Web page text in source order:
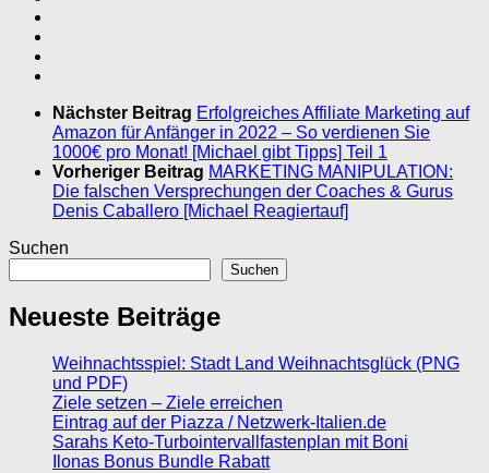
Nächster Beitrag Erfolgreiches Affiliate Marketing auf
Amazon für Anfänger in 2022 – So verdienen Sie
1000€ pro Monat! [Michael gibt Tipps] Teil 1
Vorheriger Beitrag MARKETING MANIPULATION:
Die falschen Versprechungen der Coaches & Gurus
Denis Caballero [Michael Reagiertauf]
Suchen
Suchen
Neueste Beiträge
Weihnachtsspiel: Stadt Land Weihnachtsglück (PNG
und PDF)
Ziele setzen – Ziele erreichen
Eintrag auf der Piazza / Netzwerk-Italien.de
Sarahs Keto-Turbointervallfastenplan mit Boni
Ilonas Bonus Bundle Rabatt